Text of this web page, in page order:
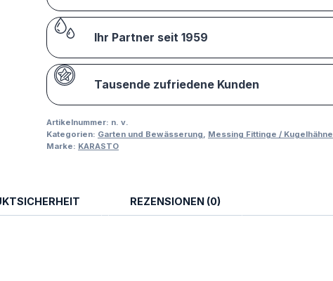
Ihr Partner seit 1959
Tausende zufriedene Kunden
Artikelnummer: n. v.
Kategorien: Garten und Bewässerung, Messing Fittinge / Kugelhähne
Marke: KARASTO
REZENSIONEN (0)